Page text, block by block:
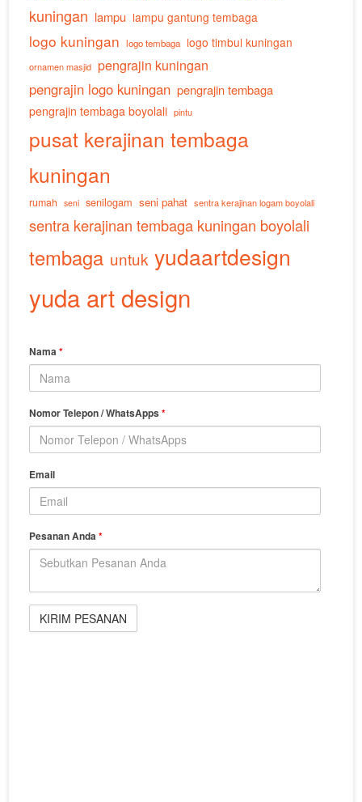
kuningan lampu lampu gantung tembaga
logo kuningan logo tembaga logo timbul kuningan
ornamen masjid pengrajin kuningan
pengrajin logo kuningan pengrajin tembaga
pengrajin tembaga boyolali pintu
pusat kerajinan tembaga
kuningan
rumah seni senilogam seni pahat sentra kerajinan logam boyolali
sentra kerajinan tembaga kuningan boyolali
tembaga untuk yudaartdesign
yuda art design
Nama*
Nomor Telepon / WhatsApps*
Email
Pesanan Anda*